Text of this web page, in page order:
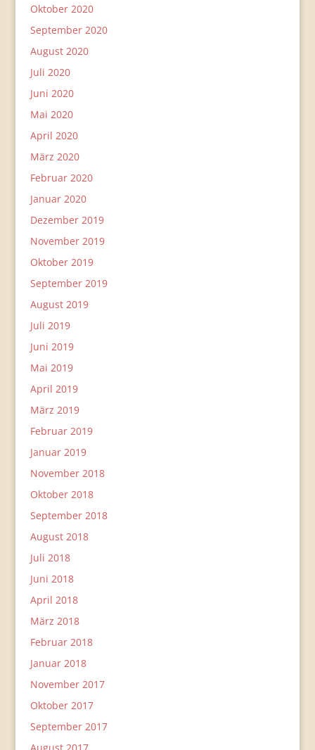
Oktober 2020
September 2020
August 2020
Juli 2020
Juni 2020
Mai 2020
April 2020
März 2020
Februar 2020
Januar 2020
Dezember 2019
November 2019
Oktober 2019
September 2019
August 2019
Juli 2019
Juni 2019
Mai 2019
April 2019
März 2019
Februar 2019
Januar 2019
November 2018
Oktober 2018
September 2018
August 2018
Juli 2018
Juni 2018
April 2018
März 2018
Februar 2018
Januar 2018
November 2017
Oktober 2017
September 2017